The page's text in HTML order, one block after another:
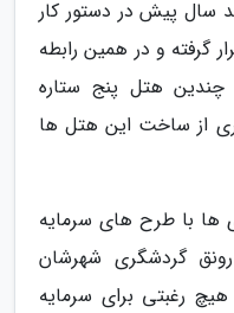
سال پیش در دستور کار
گرفته و در همین رابطه
چندین هتل پنج ستاره
از ساخت این هتل ها
ها با طرح های سرمایه
گردشگری شهرشان
رغبتی برای سرمایه